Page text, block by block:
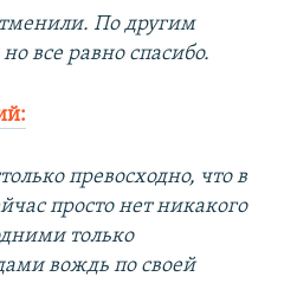
По другим
все равно спасибо.
превосходно, что в
просто нет никакого
только
вождь по своей